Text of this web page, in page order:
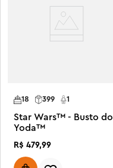
18 1
399
Star Wars™ - Busto do
Yoda™
R$ 479,99